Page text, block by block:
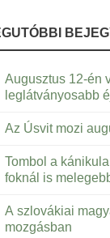
Augusztus 12-én
leglátványosabb
Az Úsvit mozi
Tombol a
foknál is
A szlovákiai
mozgásban